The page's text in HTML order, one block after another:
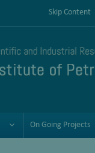
Skip Content
On Going Projects